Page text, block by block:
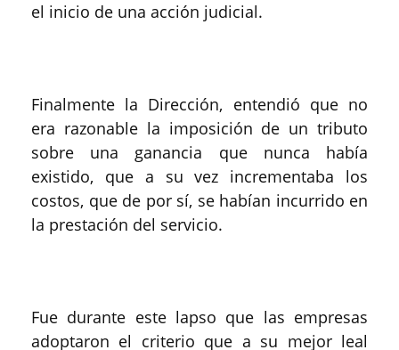
el inicio de una acción judicial.
Finalmente la Dirección, entendió que no
era razonable la imposición de un tributo
sobre una ganancia que nunca había
existido, que a su vez incrementaba los
costos, que de por sí, se habían incurrido en
la prestación del servicio.
Fue durante este lapso que las empresas
adoptaron el criterio que a su mejor leal